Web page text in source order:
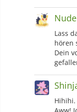
Lass
hören
Dein
Hihihi.
Aww!